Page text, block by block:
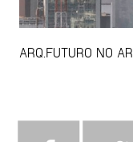
ARQ.FUTURO NO AR